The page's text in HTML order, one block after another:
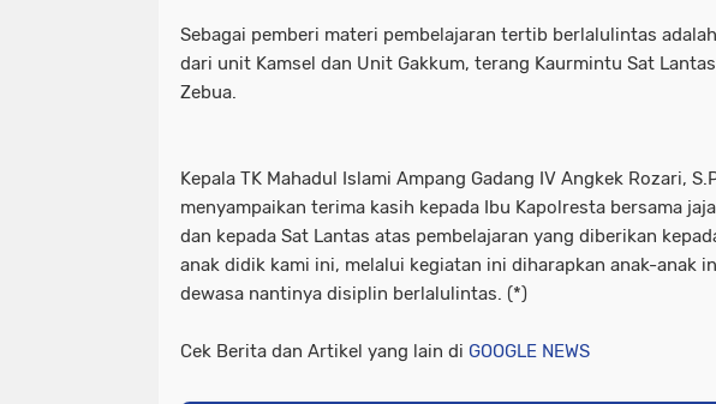
Sebagai pemberi materi pembelajaran tertib berlalulintas
dari unit Kamsel dan Unit Gakkum, terang Kaurmintu Sat
Zebua.
Kepala TK Mahadul Islami Ampang Gadang IV Angkek Rozari,
menyampaikan terima kasih kepada Ibu Kapolresta bersama
dan kepada Sat Lantas atas pembelajaran yang diberikan
anak didik kami ini, melalui kegiatan ini diharapkan anak-anak
dewasa nantinya disiplin berlalulintas. (*)
Cek Berita dan Artikel yang lain di GOOGLE NEWS